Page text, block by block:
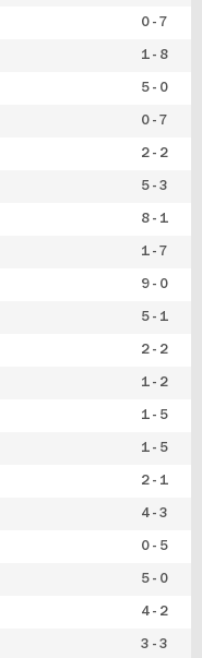
0 - 7
1 - 8
5 - 0
0 - 7
2 - 2
5 - 3
8 - 1
1 - 7
9 - 0
5 - 1
2 - 2
1 - 2
1 - 5
1 - 5
2 - 1
4 - 3
0 - 5
5 - 0
4 - 2
3 - 3